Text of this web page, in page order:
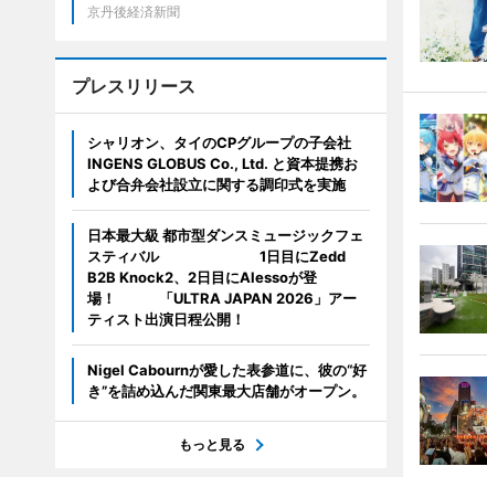
京丹後経済新聞
プレスリリース
シャリオン、タイのCPグループの子会社
INGENS GLOBUS Co., Ltd. と資本提携お
よび合弁会社設立に関する調印式を実施
日本最大級 都市型ダンスミュージックフェ
スティバル 1日目にZedd
B2B Knock2、2日目にAlessoが登
場！ 「ULTRA JAPAN 2026」アー
ティスト出演日程公開！
Nigel Cabournが愛した表参道に、彼の“好
き”を詰め込んだ関東最大店舗がオープン。
もっと見る